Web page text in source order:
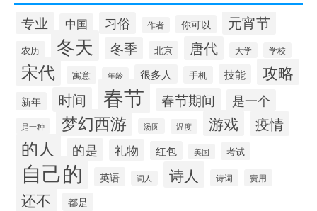
专业 中国 习俗 作者 你可以 元宵节
农历 冬天 冬季 北京 唐代 大学 学校
宋代 寓意 年龄 很多人 手机 技能 攻略
新年 时间 春节 春节期间 是一个
是一种 梦幻西游 汤圆 温度 游戏 疫情
的人 的是 礼物 红包 美国 考试
自己的 英语 词人 诗人 诗词 费用
还不 都是